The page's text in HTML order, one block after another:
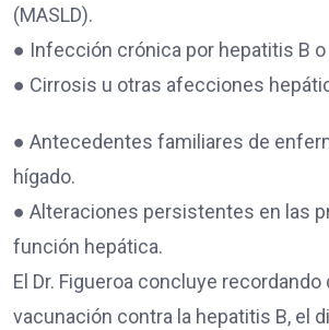
(MASLD).
● Infección crónica por hepatitis B o
● Cirrosis u otras afecciones
● Antecedentes familiares de
hígado.
● Alteraciones persistentes en las
función hepática.
El Dr. Figueroa concluye recordando
vacunación contra la hepatitis B, el